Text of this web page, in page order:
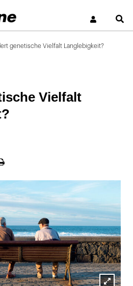
genetische Vielfalt Langlebigkeit?
Vielfalt